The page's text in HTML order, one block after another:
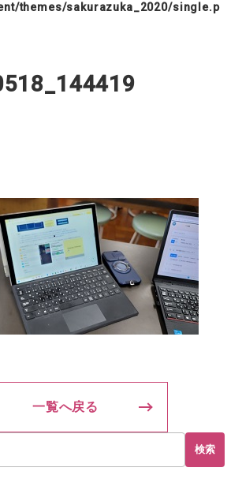
themes/sakurazuka_2020/single.p
一覧へ戻る
検索